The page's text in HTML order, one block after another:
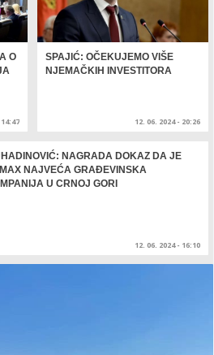
O
SPAJIĆ: OČEKUJEMO VIŠE
NJEMAČKIH INVESTITORA
12. 06. 2024 - 20:26
NAGRADA DOKAZ DA JE
NAJVEĆA GRAĐEVINSKA
U CRNOJ GORI
12. 06. 2024 - 16:10